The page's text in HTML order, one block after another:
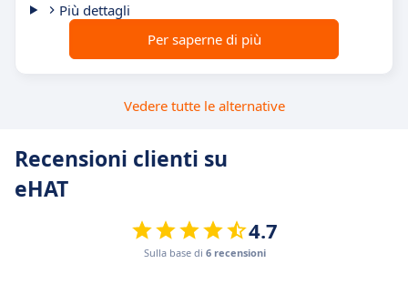
Più dettagli
Per saperne di più
Vedere tutte le alternative
Recensioni clienti su
eHAT
4.7
Sulla base di 6 recensioni